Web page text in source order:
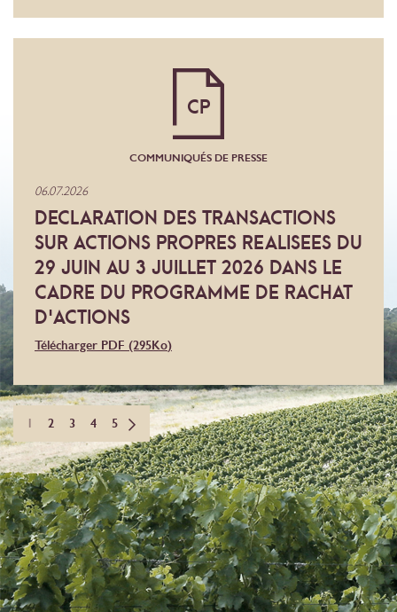
CP
COMMUNIQUÉS DE PRESSE
06.07.2026
DECLARATION DES TRANSACTIONS
SUR ACTIONS PROPRES REALISEES DU
29 JUIN AU 3 JUILLET 2026 DANS LE
CADRE DU PROGRAMME DE RACHAT
D'ACTIONS
Télécharger PDF (295Ko)
1 2 3 4 5
next
→